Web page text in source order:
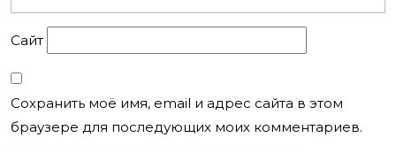
Сайт
Сохранить моё имя, email и адрес сайта в этом
браузере для последующих моих комментариев.